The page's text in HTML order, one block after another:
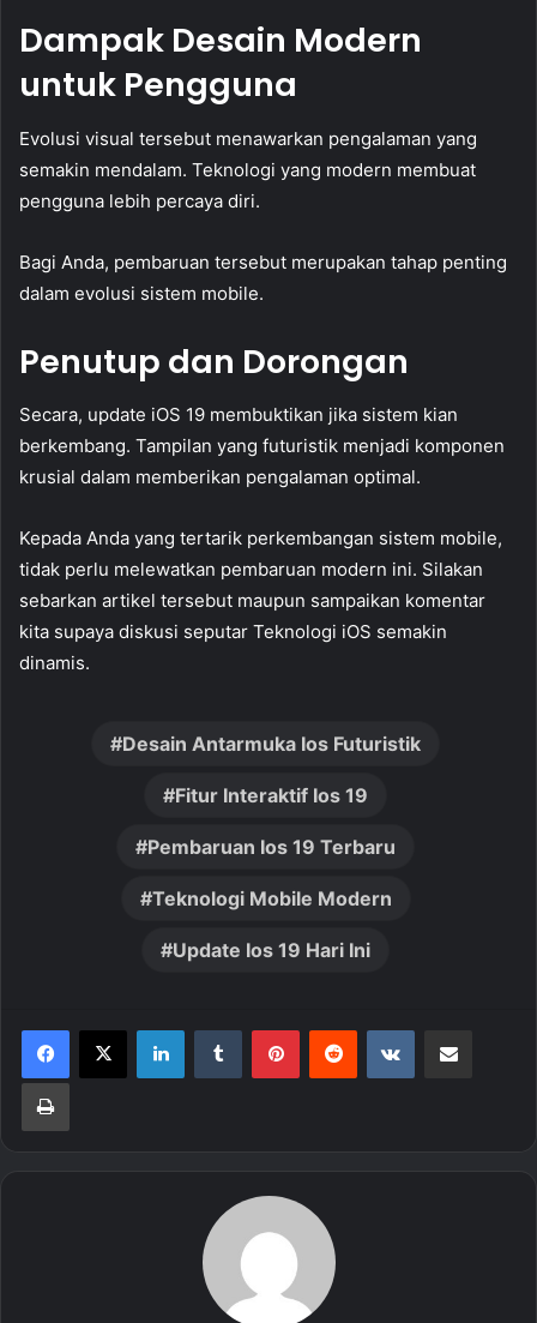
Dampak Desain Modern
untuk Pengguna
Evolusi visual tersebut menawarkan pengalaman yang
semakin mendalam. Teknologi yang modern membuat
pengguna lebih percaya diri.
Bagi Anda, pembaruan tersebut merupakan tahap penting
dalam evolusi sistem mobile.
Penutup dan Dorongan
Secara, update iOS 19 membuktikan jika sistem kian
berkembang. Tampilan yang futuristik menjadi komponen
krusial dalam memberikan pengalaman optimal.
Kepada Anda yang tertarik perkembangan sistem mobile,
tidak perlu melewatkan pembaruan modern ini. Silakan
sebarkan artikel tersebut maupun sampaikan komentar
kita supaya diskusi seputar Teknologi iOS semakin
dinamis.
Desain Antarmuka Ios Futuristik
Fitur Interaktif Ios 19
Pembaruan Ios 19 Terbaru
Teknologi Mobile Modern
Update Ios 19 Hari Ini
LinkedInTumblr PinterestReddit VKontakte
Print